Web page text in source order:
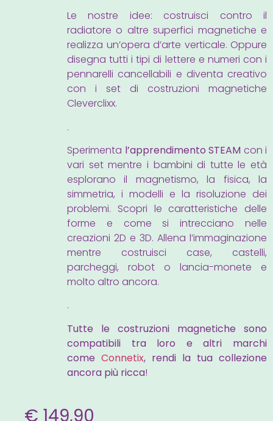
Le nostre idee: costruisci contro il
radiatore o altre superfici magnetiche e
realizza un’opera d’arte verticale. Oppure
disegna tutti i tipi di lettere e numeri con i
pennarelli cancellabili e diventa creativo
con i set di costruzioni magnetiche
Cleverclixx.
.
Sperimenta l’apprendimento STEAM con i
vari set mentre i bambini di tutte le età
esplorano il magnetismo, la fisica, la
simmetria, i modelli e la risoluzione dei
problemi. Scopri le caratteristiche delle
forme e come si intrecciano nelle
creazioni 2D e 3D. Allena l’immaginazione
mentre costruisci case, castelli,
parcheggi, robot o lancia-monete e
molto altro ancora.
.
Tutte le costruzioni magnetiche sono
compatibili tra loro e altri marchi
come Connetix, rendi la tua collezione
ancora più ricca!
€ 149,90